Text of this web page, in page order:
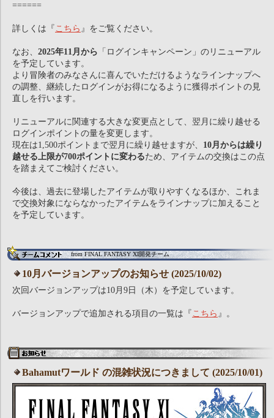
======
詳しくは『 こちら 』をご覧ください。
なお、 2025年11月から 「ログインキャンペーン」のリニューアル
を予定しています。
より冒険者のみなさんに喜んでいただけるようなラインナップへ
の調整、継続したログインがお得になるように獲得ポイントの見
直しを行います。
リニューアルに関連する大きな変更点として、翌月に繰り越せる
ログインポイントの量を変更します。
現在は1,500ポイントまで翌月に繰り越せますが、 10月からは繰り
越せる上限が700ポイントに変わるため、アイテムの交換はこの点
を踏まえてご検討ください。
今後は、過去に登場したアイテムが取りやすくなるほか、これま
で交換対象にならなかったアイテムをラインナップに加えること
を予定しています。
from FINAL FANTASY XI開発チーム
10月バージョンアップのお知らせ (2025/10/02)
次回バージョンアップは10月9日（木）を予定しています。
バージョンアップで追加される項目の一覧は『 こちら 』。
Bahamutワールド の混雑状況につきまして (2025/10/01)